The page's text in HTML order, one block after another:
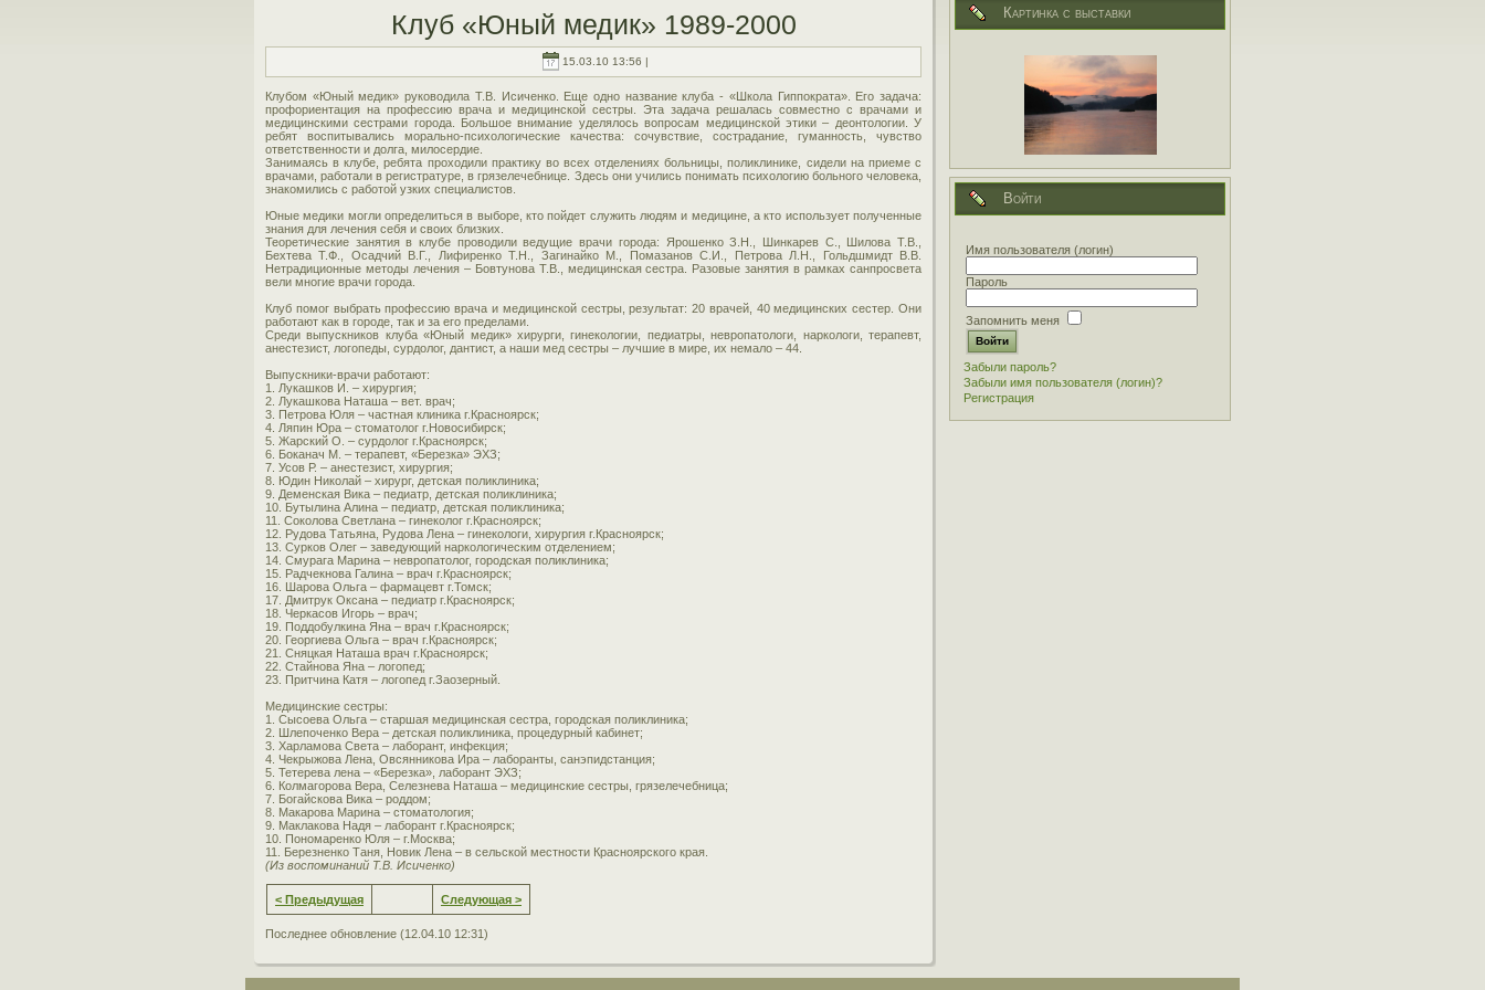
Клуб «Юный медик» 1989-2000
15.03.10 13:56 |
Клубом «Юный медик» руководила Т.В. Исиченко. Еще одно название клуба - «Школа Гиппократа». Его задача:
профориентация на профессию врача и медицинской сестры. Эта задача решалась совместно с врачами и
медицинскими сестрами города. Большое внимание уделялось вопросам медицинской этики – деонтологии. У
ребят воспитывались морально-психологические качества: сочувствие, сострадание, гуманность, чувство
ответственности и долга, милосердие.
Занимаясь в клубе, ребята проходили практику во всех отделениях больницы, поликлинике, сидели на приеме с
врачами, работали в регистратуре, в грязелечебнице. Здесь они учились понимать психологию больного человека,
знакомились с работой узких специалистов.
Юные медики могли определиться в выборе, кто пойдет служить людям и медицине, а кто использует полученные
знания для лечения себя и своих близких.
Теоретические занятия в клубе проводили ведущие врачи города: Ярошенко З.Н., Шинкарев С., Шилова Т.В.,
Бехтева Т.Ф., Осадчий В.Г., Лифиренко Т.Н., Загинайко М., Помазанов С.И., Петрова Л.Н., Гольдшмидт В.В.
Нетрадиционные методы лечения – Бовтунова Т.В., медицинская сестра. Разовые занятия в рамках санпросвета
вели многие врачи города.
Клуб помог выбрать профессию врача и медицинской сестры, результат: 20 врачей, 40 медицинских сестер. Они
работают как в городе, так и за его пределами.
Среди выпускников клуба «Юный медик» хирурги, гинекологии, педиатры, невропатологи, наркологи, терапевт,
анестезист, логопеды, сурдолог, дантист, а наши мед сестры – лучшие в мире, их немало – 44.
Выпускники-врачи работают:
1. Лукашков И. – хирургия;
2. Лукашкова Наташа – вет. врач;
3. Петрова Юля – частная клиника г.Красноярск;
4. Ляпин Юра – стоматолог г.Новосибирск;
5. Жарский О. – сурдолог г.Красноярск;
6. Боканач М. – терапевт, «Березка» ЭХЗ;
7. Усов Р. – анестезист, хирургия;
8. Юдин Николай – хирург, детская поликлиника;
9. Деменская Вика – педиатр, детская поликлиника;
10. Бутылина Алина – педиатр, детская поликлиника;
11. Соколова Светлана – гинеколог г.Красноярск;
12. Рудова Татьяна, Рудова Лена – гинекологи, хирургия г.Красноярск;
13. Сурков Олег – заведующий наркологическим отделением;
14. Смурага Марина – невропатолог, городская поликлиника;
15. Радчекнова Галина – врач г.Красноярск;
16. Шарова Ольга – фармацевт г.Томск;
17. Дмитрук Оксана – педиатр г.Красноярск;
18. Черкасов Игорь – врач;
19. Поддобулкина Яна – врач г.Красноярск;
20. Георгиева Ольга – врач г.Красноярск;
21. Сняцкая Наташа врач г.Красноярск;
22. Стайнова Яна – логопед;
23. Притчина Катя – логопед г.Заозерный.
Медицинские сестры:
1. Сысоева Ольга – старшая медицинская сестра, городская поликлиника;
2. Шлепоченко Вера – детская поликлиника, процедурный кабинет;
3. Харламова Света – лаборант, инфекция;
4. Чекрыжова Лена, Овсянникова Ира – лаборанты, санэпидстанция;
5. Тетерева лена – «Березка», лаборант ЭХЗ;
6. Колмагорова Вера, Селезнева Наташа – медицинские сестры, грязелечебница;
7. Богайскова Вика – роддом;
8. Макарова Марина – стоматология;
9. Маклакова Надя – лаборант г.Красноярск;
10. Пономаренко Юля – г.Москва;
11. Березненко Таня, Новик Лена – в сельской местности Красноярского края.
(Из воспоминаний Т.В. Исиченко)
< Предыдущая Следующая >
Последнее обновление (12.04.10 12:31)
Картинка с выставки
Войти
Имя пользователя (логин)
Пароль
Запомнить меня
Забыли пароль?
Забыли имя пользователя (логин)?
Регистрация